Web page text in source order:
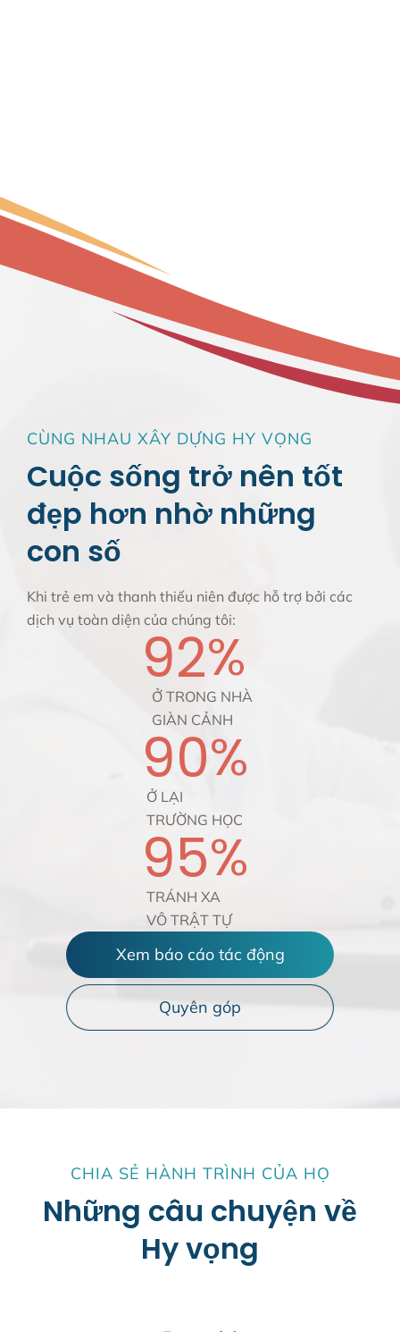
CÙNG NHAU XÂY DỰNG HY VỌNG
Cuộc sống trở nên tốt
đẹp hơn nhờ những
con số
Khi trẻ em và thanh thiếu niên được hỗ trợ bởi các
dịch vụ toàn diện của chúng tôi:
Ở TRONG NHÀ
GIÀN CẢNH
92%
Ở LẠI
TRƯỜNG HỌC
90%
TRÁNH XA
VÔ TRẬT TỰ
95%
Xem báo cáo tác động
Quyên góp
CHIA SẺ HÀNH TRÌNH CỦA HỌ
Những câu chuyện về
Hy vọng